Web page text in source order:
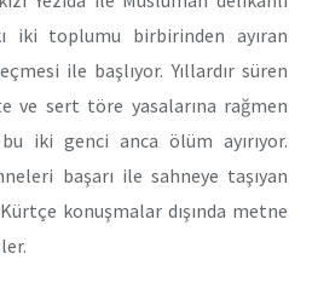
iki toplumu birbirinden ayıran
ile başlıyor. Yıllardır süren
ve sert töre yasalarına rağmen
iki genci anca ölüm ayırıyor.
başarı ile sahneye taşıyan
konuşmalar dışında metne